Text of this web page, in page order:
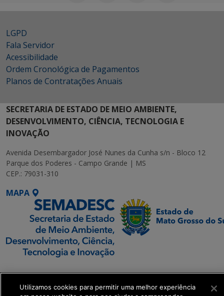
LGPD
Fala Servidor
Acessibilidade
Ordem Cronológica de Pagamentos
Planos de Contratações Anuais
SECRETARIA DE ESTADO DE MEIO AMBIENTE,
DESENVOLVIMENTO, CIÊNCIA, TECNOLOGIA E
INOVAÇÃO
Avenida Desembargador José Nunes da Cunha s/n - Bloco 12
Parque dos Poderes - Campo Grande | MS
CEP.: 79031-310
MAPA
SETDIG | Secretaria-
Executiva de
Utilizamos cookies para permitir uma melhor experiência